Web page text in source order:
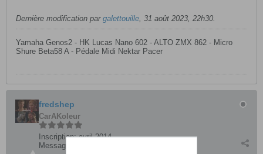
Dernière modification par galettouille, 31 août 2023, 22h30.
Yamaha Genos2 - HK Lucas Nano 602 - ALTO ZMX 862 - Micro
Shure Beta58 A - Pédale Midi Nektar Pacer
fredshep
CarAKoleur
Inscription: avril 2014
Messages: